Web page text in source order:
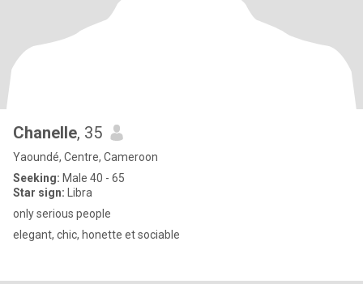
Chanelle, 35
Yaoundé, Centre, Cameroon
Seeking: Male 40 - 65
Star sign: Libra
only serious people
elegant, chic, honette et sociable